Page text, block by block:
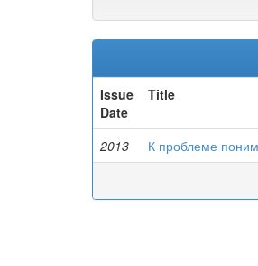
Issue
Date
Title
2013 К проблеме